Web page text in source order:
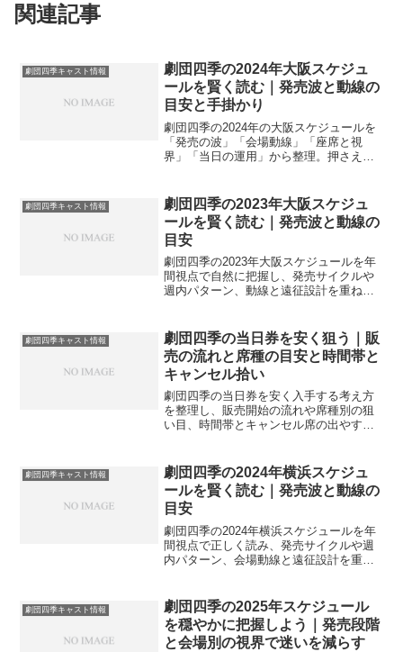
関連記事
劇団四季キャスト情報
劇団四季の2024年大阪スケジュ
ールを賢く読む｜発売波と動線の
目安と手掛かり
劇団四季の2024年の大阪スケジュールを
「発売の波」「会場動線」「座席と視
界」「当日の運用」から整理。押さえる
をまとめます。
劇団四季キャスト情報
劇団四季の2023年大阪スケジュ
ールを賢く読む｜発売波と動線の
目安
劇団四季の2023年大阪スケジュールを年
間視点で自然に把握し、発売サイクルや
週内パターン、動線と遠征設計を重ねて
劇団四季キャスト情報
劇団四季の当日券を安く狙う｜販
売の流れと席種の目安と時間帯と
キャンセル拾い
劇団四季の当日券を安く入手する考え方
を整理し、販売開始の流れや席種別の狙
い目、時間帯とキャンセル席の出やすい
約観劇を後押しします。
劇団四季キャスト情報
劇団四季の2024年横浜スケジュ
ールを賢く読む｜発売波と動線の
目安
劇団四季の2024年横浜スケジュールを年
間視点で正しく読み、発売サイクルや週
内パターン、会場動線と遠征設計を重ね
劇団四季キャスト情報
劇団四季の2025年スケジュール
を穏やかに把握しよう｜発売段階
と会場別の視界で迷いを減らす